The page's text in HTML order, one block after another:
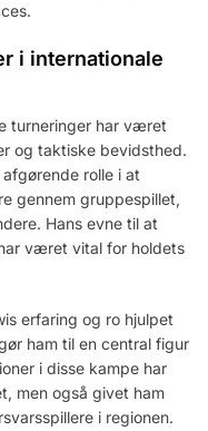
i internationale
turneringer har været
og taktiske bevidsthed.
rolle i at
gennem gruppespillet,
Hans evne til at
været vital for holdets
erfaring og ro hjulpet
ham til en central figur
i disse kampe har
men også givet ham
i regionen.